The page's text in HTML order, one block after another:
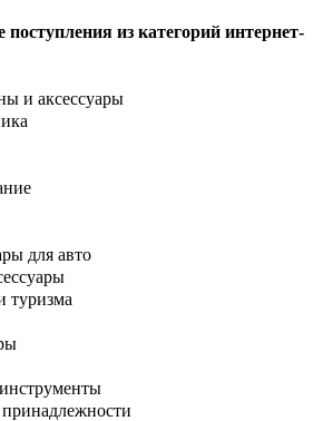
из категорий интернет-
и аксессуары
для авто
туризма